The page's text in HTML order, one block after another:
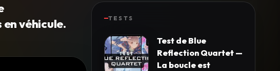
véhicule.
TESTS
Test de Blue
Reflection Quartet —
La boucle est